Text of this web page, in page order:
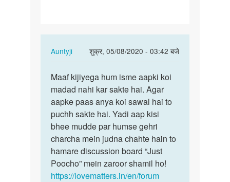
Auntyji
शुक्र, 05/08/2020 - 03:42 बजे
In
to
sax
karna
ha
glis
sa
by
diwan
chand
Maaf
kijiyega
hum
isme
aapki…
Maaf kijiyega hum isme aapki koi
madad nahi kar sakte hai. Agar
aapke paas anya koi sawal hai to
puchh sakte hai. Yadi aap kisi
bhee mudde par humse gehri
charcha mein judna chahte hain to
hamare discussion board “Just
Poocho” mein zaroor shamil ho!
https://lovematters.in/en/forum